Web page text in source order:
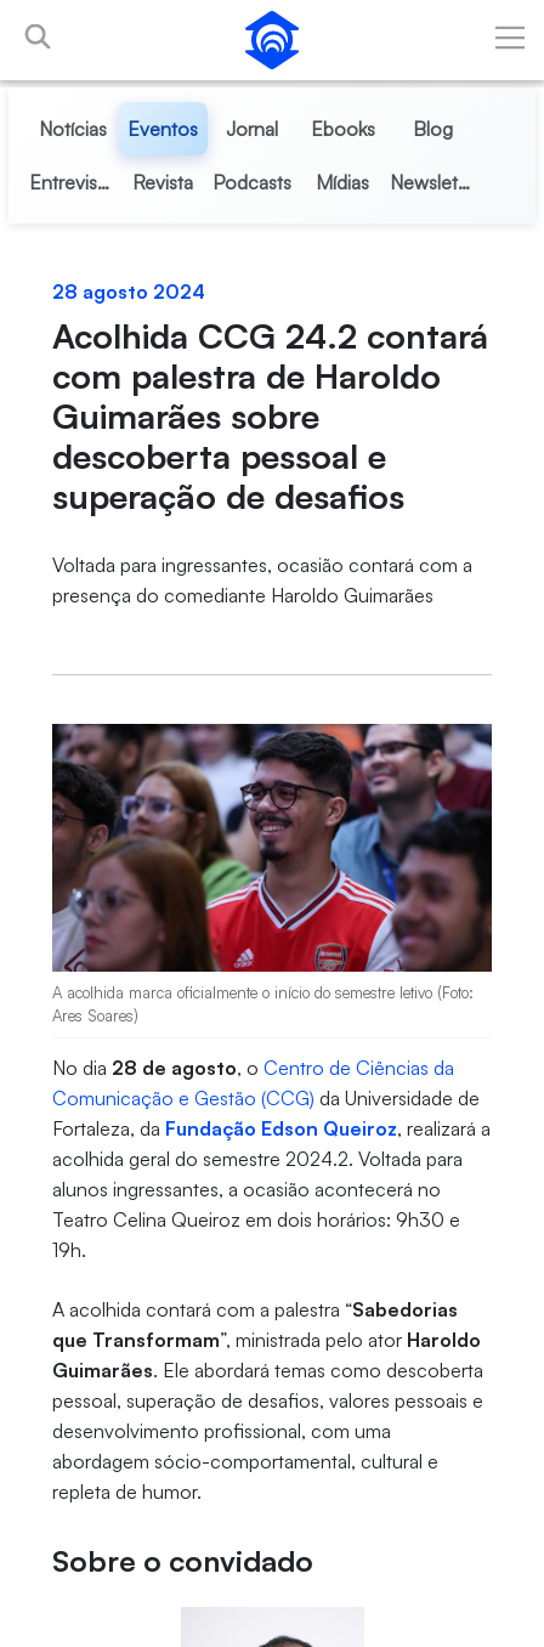
Pular para o Conteúdo principal
Notícias Eventos Jornal Ebooks Blog
Entrevistas Revista Podcasts Mídias Newsletter
28 agosto 2024
Acolhida CCG 24.2 contará
com palestra de Haroldo
Guimarães sobre
descoberta pessoal e
superação de desafios
Voltada para ingressantes, ocasião contará com a
presença do comediante Haroldo Guimarães
A acolhida marca oficialmente o início do semestre letivo (Foto:
Ares Soares)
No dia 28 de agosto, o Centro de Ciências da
Comunicação e Gestão (CCG) da Universidade de
Fortaleza, da Fundação Edson Queiroz, realizará a
acolhida geral do semestre 2024.2. Voltada para
alunos ingressantes, a ocasião acontecerá no
Teatro Celina Queiroz em dois horários: 9h30 e
19h.
A acolhida contará com a palestra “Sabedorias
que Transformam”, ministrada pelo ator Haroldo
Guimarães. Ele abordará temas como descoberta
pessoal, superação de desafios, valores pessoais e
desenvolvimento profissional, com uma
abordagem sócio-comportamental, cultural e
repleta de humor.
Sobre o convidado